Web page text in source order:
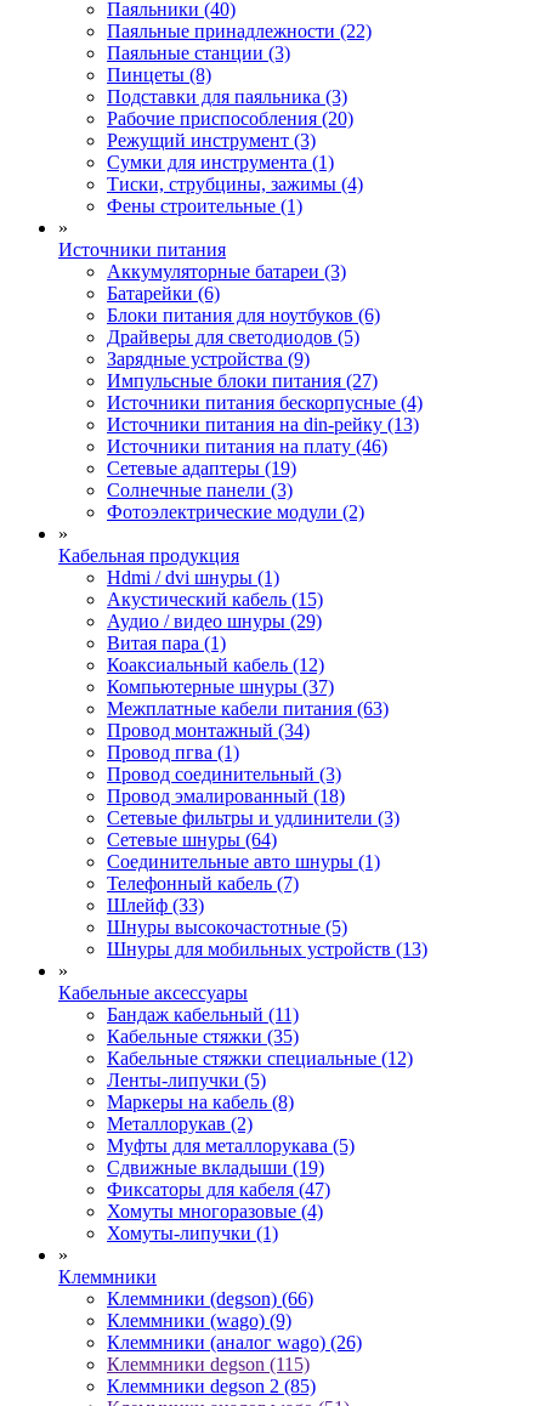
Паяльники (40)
Паяльные принадлежности (22)
Паяльные станции (3)
Пинцеты (8)
Подставки для паяльника (3)
Рабочие приспособления (20)
Режущий инструмент (3)
Сумки для инструмента (1)
Тиски, струбцины, зажимы (4)
Фены строительные (1)
»
Источники питания
Аккумуляторные батареи (3)
Батарейки (6)
Блоки питания для ноутбуков (6)
Драйверы для светодиодов (5)
Зарядные устройства (9)
Импульсные блоки питания (27)
Источники питания бескорпусные (4)
Источники питания на din-рейку (13)
Источники питания на плату (46)
Сетевые адаптеры (19)
Солнечные панели (3)
Фотоэлектрические модули (2)
»
Кабельная продукция
Hdmi / dvi шнуры (1)
Акустический кабель (15)
Аудио / видео шнуры (29)
Витая пара (1)
Коаксиальный кабель (12)
Компьютерные шнуры (37)
Межплатные кабели питания (63)
Провод монтажный (34)
Провод пгва (1)
Провод соединительный (3)
Провод эмалированный (18)
Сетевые фильтры и удлинители (3)
Сетевые шнуры (64)
Соединительные авто шнуры (1)
Телефонный кабель (7)
Шлейф (33)
Шнуры высокочастотные (5)
Шнуры для мобильных устройств (13)
»
Кабельные аксессуары
Бандаж кабельный (11)
Кабельные стяжки (35)
Кабельные стяжки специальные (12)
Ленты-липучки (5)
Маркеры на кабель (8)
Металлорукав (2)
Муфты для металлорукава (5)
Сдвижные вкладыши (19)
Фиксаторы для кабеля (47)
Хомуты многоразовые (4)
Хомуты-липучки (1)
»
Клеммники
Клеммники (degson) (66)
Клеммники (wago) (9)
Клеммники (аналог wago) (26)
Клеммники degson (115)
Клеммники degson 2 (85)